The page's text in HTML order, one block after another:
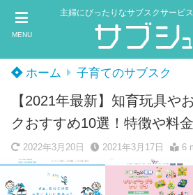
MENU
主婦にぴったりなサブスクサービ
ホーム 子育てのサブスク
【2021年最新】知育玩具や
クおすすめ10選！特徴や料
2022年3月20日 2021年3月17日 6